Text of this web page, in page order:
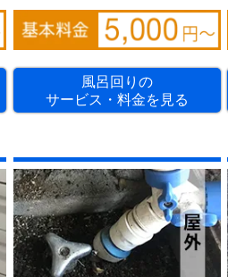
風呂回りの
サービス・料金を見る